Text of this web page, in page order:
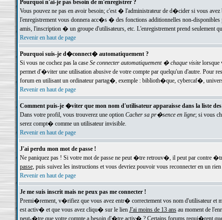
Pourquoi n'ai-je pas besoin de m'enregistrer ?
Vous pouvez ne pas en avoir besoin; c'est � l'administrateur de d�cider si vous
l'enregistrement vous donnera acc�s � des fonctions additionnelles non-
amis, l'inscription � un groupe d'utilisateurs, etc. L'enregistrement prend seulement
Revenir en haut de page
Pourquoi suis-je d�connect� automatiquement ?
Si vous ne cochez pas la case Se connecter automatiquement � chaque visitelorsque
permet d'�viter une utilisation abusive de votre compte par quelqu'un d'autre. Pour
forum en utilisant un ordinateur partag�, exemple : biblioth�que, cybercaf�,
Revenir en haut de page
Comment puis-je �viter que mon nom d'utilisateur apparaisse dans la liste
Dans votre profil, vous trouverez une option Cacher sa pr�sence en ligne; si vous
serez compt� comme un utilisateur invisible.
Revenir en haut de page
J'ai perdu mon mot de passe !
Ne paniquez pas ! Si votre mot de passe ne peut �tre retrouv�, il peut par contre
passe, puis suivez les instructions et vous devriez pouvoir vous reconnecter en un rien
Revenir en haut de page
Je me suis inscrit mais ne peux pas me connecter !
Premi�rement, v�rifiez que vous avez entr� correctement vos nom d'utilisateur
est activ� et que vous avez cliqu� sur le lien J'ai moins de 13 ansau moment de
peut-�tre que votre compte a besoin d'�tre activ� ? Certains forums requi�rent